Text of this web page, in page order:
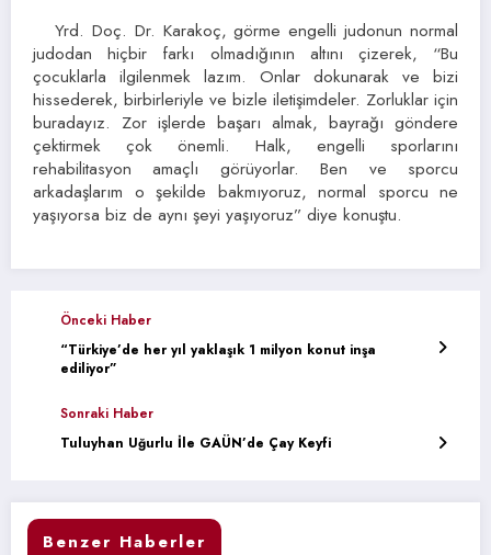
Yrd. Doç. Dr. Karakoç, görme engelli judonun normal
judodan hiçbir farkı olmadığının altını çizerek, “Bu
çocuklarla ilgilenmek lazım. Onlar dokunarak ve bizi
hissederek, birbirleriyle ve bizle iletişimdeler. Zorluklar için
buradayız. Zor işlerde başarı almak, bayrağı göndere
çektirmek çok önemli. Halk, engelli sporlarını
rehabilitasyon amaçlı görüyorlar. Ben ve sporcu
arkadaşlarım o şekilde bakmıyoruz, normal sporcu ne
yaşıyorsa biz de aynı şeyi yaşıyoruz” diye konuştu.
Önceki Haber
“Türkiye’de her yıl yaklaşık 1 milyon konut inşa
ediliyor”
Sonraki Haber
Tuluyhan Uğurlu İle GAÜN’de Çay Keyfi
Benzer Haberler